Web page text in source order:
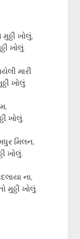
ખોલું,
ખોલું.
મારી
ખોલું.
ખોલું.
મિલન,
ખોલું.
ના,
ખોલું.